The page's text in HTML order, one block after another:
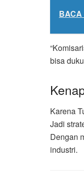
BACA
bisa
Karena
Jadi
Dengan
industri.